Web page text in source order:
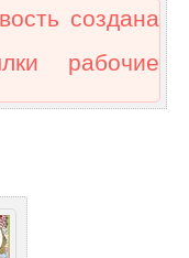
создана
рабочие